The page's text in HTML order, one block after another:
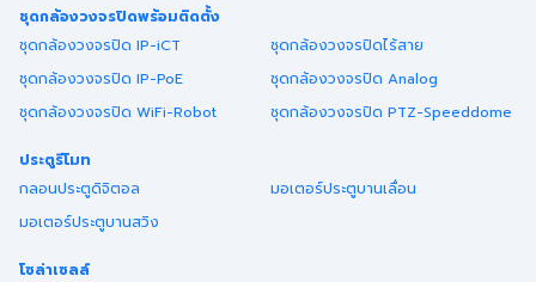
ชุดกล้องวงจรปิดพร้อมติดตั้ง
ชุดกล้องวงจรปิด IP-iCT
ชุดกล้องวงจรปิดไร้สาย
ชุดกล้องวงจรปิด IP-PoE
ชุดกล้องวงจรปิด Analog
ชุดกล้องวงจรปิด WiFi-Robot
ชุดกล้องวงจรปิด PTZ-Speeddome
ประตูรีโมท
กลอนประตูดิจิตอล
มอเตอร์ประตูบานเลื่อน
มอเตอร์ประตูบานสวิง
โซล่าเซลล์